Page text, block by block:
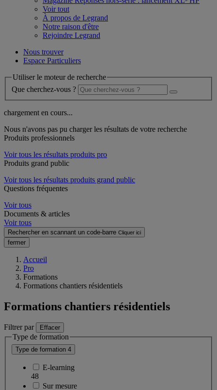
Voir tout
À propos de Legrand
Notre raison d'être
Rejoindre Legrand
Nous trouver
Espace Particuliers
Utiliser le moteur de recherche
Que cherchez-vous ?
chargement en cours...
Nous n'avons pas pu charger les résultats de votre recherche
Produits professionnels
Voir tous les résultats produits pro
Produits grand public
Voir tous les résultats produits grand public
Questions fréquentes
Voir tous
Documents & articles
Voir tous
Rechercher en scannant un code-barre Cliquer ici
fermer
Accueil
Pro
Formations
Formations chantiers résidentiels
Formations chantiers résidentiels
Filtrer par Effacer
Type de formation
Type de formation 4
E-learning
48
Sur mesure